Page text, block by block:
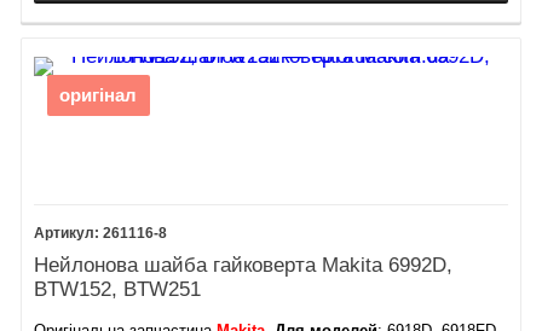
оригінал
261116-8
Нейлонова шайба гайковерта Makita 6992D,
BTW152, BTW251